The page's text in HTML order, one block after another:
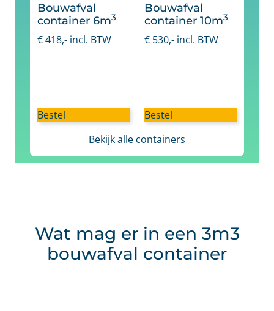
Bouwafval
container 6m3
€418,- incl. BTW
Bestel
Bouwafval
container 10m3
€ 530,- incl. BTW
Bestel
Bekijk alle containers
Wat mag er in een 3m3
bouwafval container